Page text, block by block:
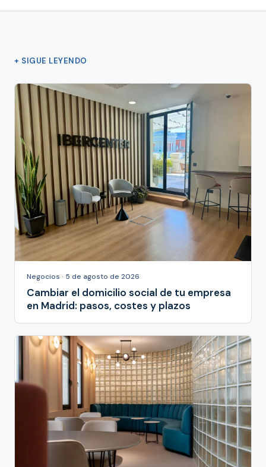
+ SIGUE LEYENDO
Negocios · 5 de agosto de 2026
Cambiar el domicilio social de tu empresa
en Madrid: pasos, costes y plazos